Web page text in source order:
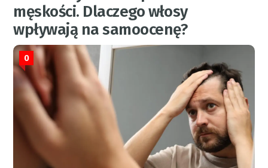
męskości. Dlaczego włosy
wpływają na samoocenę?
0